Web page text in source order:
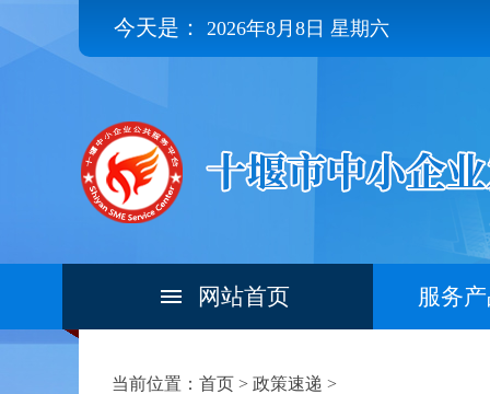
今天是： 2026年8月8日 星期六
网站首页 服务
当前位置：首页 > 政策速递 >